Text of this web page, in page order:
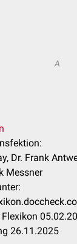
A
Dr. Frank
Messner
Flexikon
26.11.2025